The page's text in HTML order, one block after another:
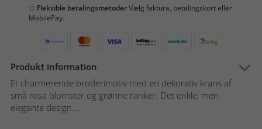
Fleksible betalingsmetoderVælg faktura, betalingskort eller
MobilePay.
Produkt information
Et charmerende broderimotiv med en dekorativ krans af
små rosa blomster og grønne ranker. Det enkle, men
elegante design...